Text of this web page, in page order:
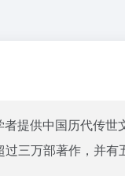
提供中国历代传
三万部著作，并